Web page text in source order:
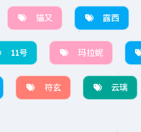
猫又 露西
11号 玛拉妮
符玄 云璃